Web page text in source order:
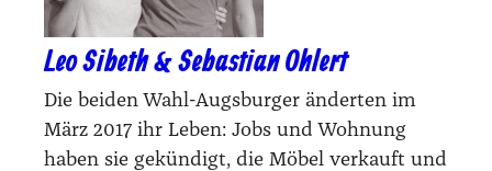
Leo Sibeth & Sebastian Ohlert
Die beiden Wahl-Augsburger änderten im
März 2017 ihr Leben: Jobs und Wohnung
haben sie gekündigt, die Möbel verkauft und